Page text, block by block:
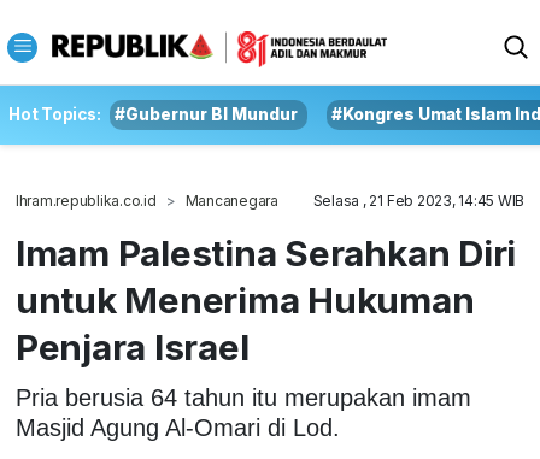
Hot Topics: #Gubernur BI Mundur #Kongres Umat Islam
Ihram.republika.co.id Mancanegara Selasa , 21 Feb 2023, 14:45 WIB
Imam Palestina Serahkan Diri
untuk Menerima Hukuman
Penjara Israel
Pria berusia 64 tahun itu merupakan imam
Masjid Agung Al-Omari di Lod.